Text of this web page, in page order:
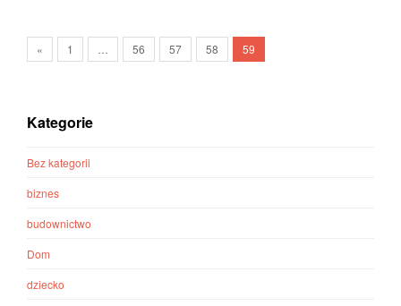
« 1 56 57 58 59
Kategorie
Bez kategorii
biznes
budownictwo
Dom
dziecko